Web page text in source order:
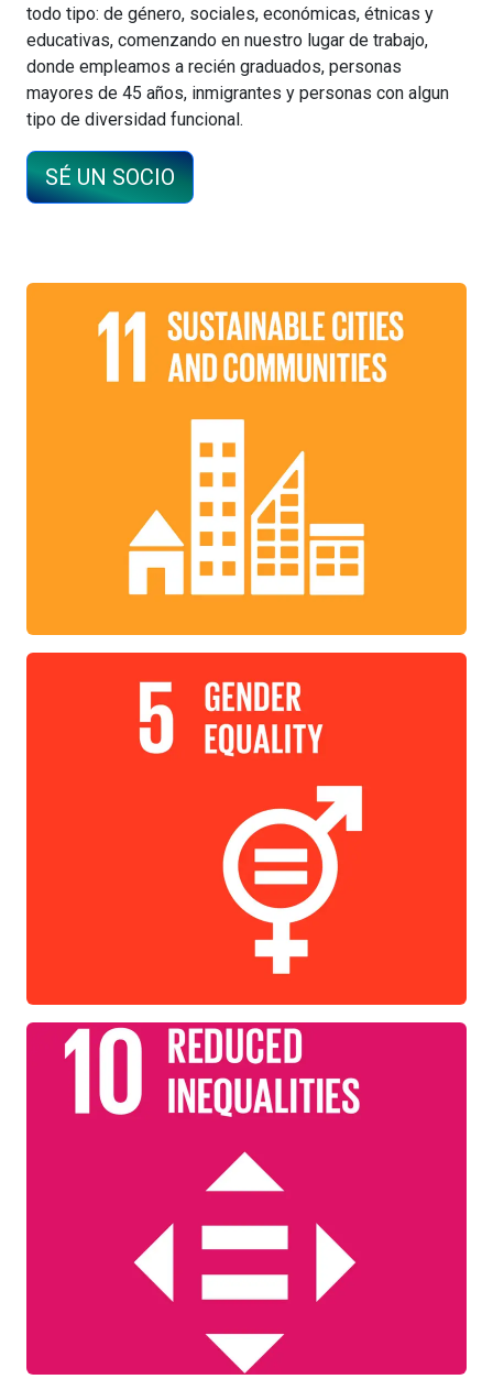
todo tipo: de género, sociales, económicas, étnicas y
educativas, comenzando en nuestro lugar de trabajo,
donde empleamos a recién graduados, personas
mayores de 45 años, inmigrantes y personas con algun
tipo de diversidad funcional.
SÉ UN SOCIO